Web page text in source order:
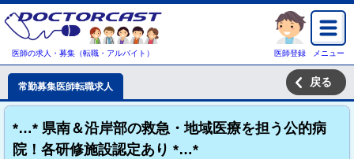
医師の求人・募集（転職・アルバイト） 医師登録 メニュー
常勤募集医師転職求人 戻る
*…* 県南＆沿岸部の救急・地域医療を担う公的病
院！各研修施設認定あり *…*